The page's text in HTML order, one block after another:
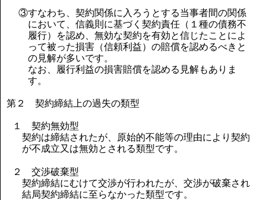
③すなわち、契約関係に入ろうとする当事者間の関係
において、信義則に基づく契約責任（１種の債務不
履行）を認め、無効な契約を有効と信じたことによ
って被った損害（信頼利益）の賠償を認めるべきと
の見解が多いです。
なお、履行利益の損害賠償を認める見解もありま
す。
第２ 契約締結上の過失の類型
１ 契約無効型
契約は締結されたが、原始的不能等の理由により契約
が不成立又は無効とされる類型です。
２ 交渉破棄型
契約締結にむけて交渉が行われたが、交渉が破棄され
結局契約締結に至らなかった類型です。